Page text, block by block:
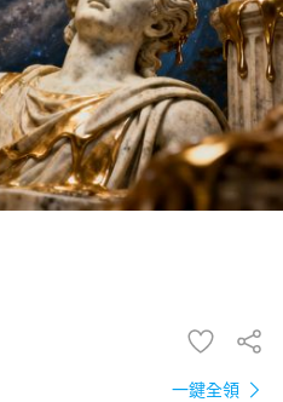
一鍵全領